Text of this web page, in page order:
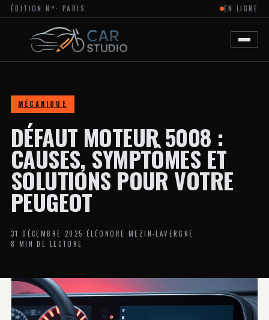
ÉDITION N°
MAGAZINE
DÉDIÉ
L’ACTUALITÉ
AUTOMOBILE
ET
MOTO,
LA
PERSONNALISATION
ET
AUX
TENDANCES
CRÉATIVES
DANS
L’UNIVERS
VÉHICULES.
LE
SITE
INTERVIEWS
EXCLUSIVES
DE
DESIGNERS,
· PARIS EN LIGNE
MÉCANIQUE
DÉFAUT MOTEUR 5008 :
CAUSES, SYMPTÔMES ET
SOLUTIONS POUR VOTRE
PEUGEOT
31 DÉCEMBRE 2025·ÉLÉONORE MEZIN-LAVERGNE·
8 MIN DE LECTURE